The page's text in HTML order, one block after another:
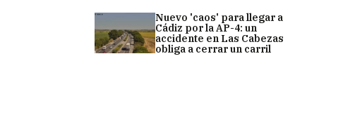
Nuevo 'caos' para llegar a
Cádiz por la AP-4: un
accidente en Las Cabezas
obliga a cerrar un carril